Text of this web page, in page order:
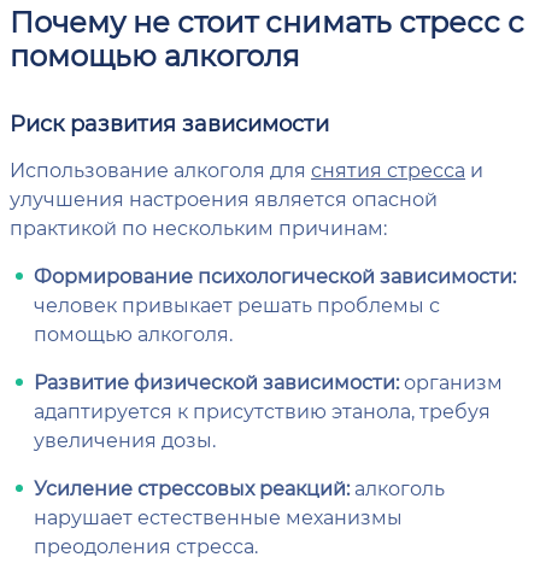
Почему не стоит снимать стресс с
помощью алкоголя
Риск развития зависимости
Использование алкоголя для снятия стресса и
улучшения настроения является опасной
практикой по нескольким причинам:
Формирование психологической зависимости:
человек привыкает решать проблемы с
помощью алкоголя.
Развитие физической зависимости:организм
адаптируется к присутствию этанола, требуя
увеличения дозы.
Усиление стрессовых реакций:алкоголь
нарушает естественные механизмы
преодоления стресса.